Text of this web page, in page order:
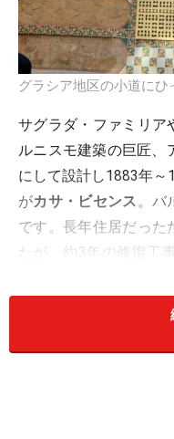
グラシア地区の小道に
サグラダ・ファミリア
ルニスモ建築の巨匠、
にして設計し1883年～
がカサ・ビセンス。バ
です。長年住居だった
たが、約3年の修復工
スモ様式前の建築様式